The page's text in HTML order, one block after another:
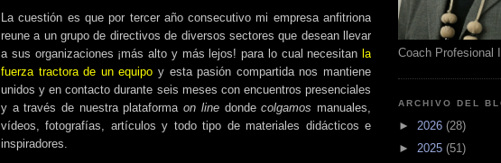
La cuestión es que por tercer año consecutivo mi empresa anfitriona
reune a un grupo de directivos de diversos sectores que desean llevar
a sus organizaciones ¡más alto y más lejos! para lo cual necesitan la
fuerza tractora de un equipo y esta pasión compartida nos mantiene
unidos y en contacto durante seis meses con encuentros presenciales
y a través de nuestra plataformaon line dondecolgamos manuales,
vídeos, fotografías, artículos y todo tipo de materiales didácticos e
inspiradores.
Coach Profesional
ARCHIVO DEL
► 2026 (28)
► 2025 (51)